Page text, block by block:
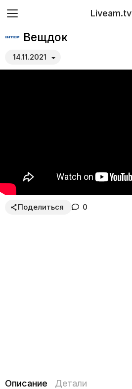
Liveam.tv
Вещдок
14.11.2021
Поделиться 0
Описание Детали